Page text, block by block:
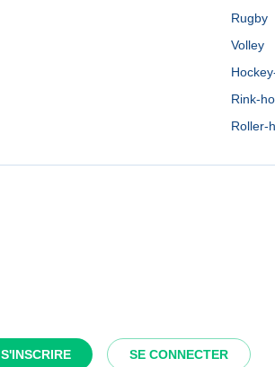
S'INSCRIRE SE CONNECTER
Rugby
Volley
Rink-
Roller-